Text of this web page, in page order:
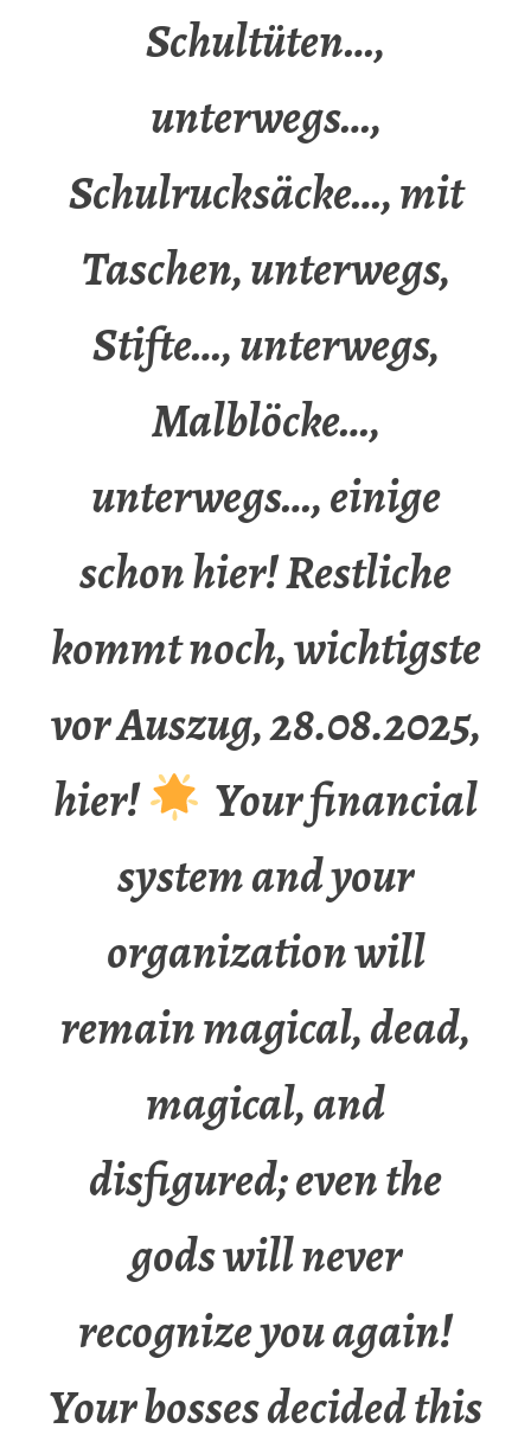
Schultüten…,
unterwegs…,
Schulrucksäcke…, mit
Taschen, unterwegs,
Stifte…, unterwegs,
Malblöcke…,
unterwegs…, einige
schon hier! Restliche
kommt noch, wichtigste
vor Auszug, 28.08.2025,
hier!
Your financial
system and your
organization will
remain magical, dead,
magical, and
disfigured; even the
gods will never
recognize you again!
Your bosses decided this